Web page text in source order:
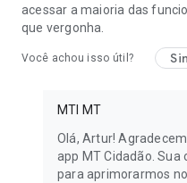
acessar a maioria das
que vergonha.
Você achou isso útil?
MTI MT
Olá, Artur!
app MT Cidadão. Sua
para aprimorarmos